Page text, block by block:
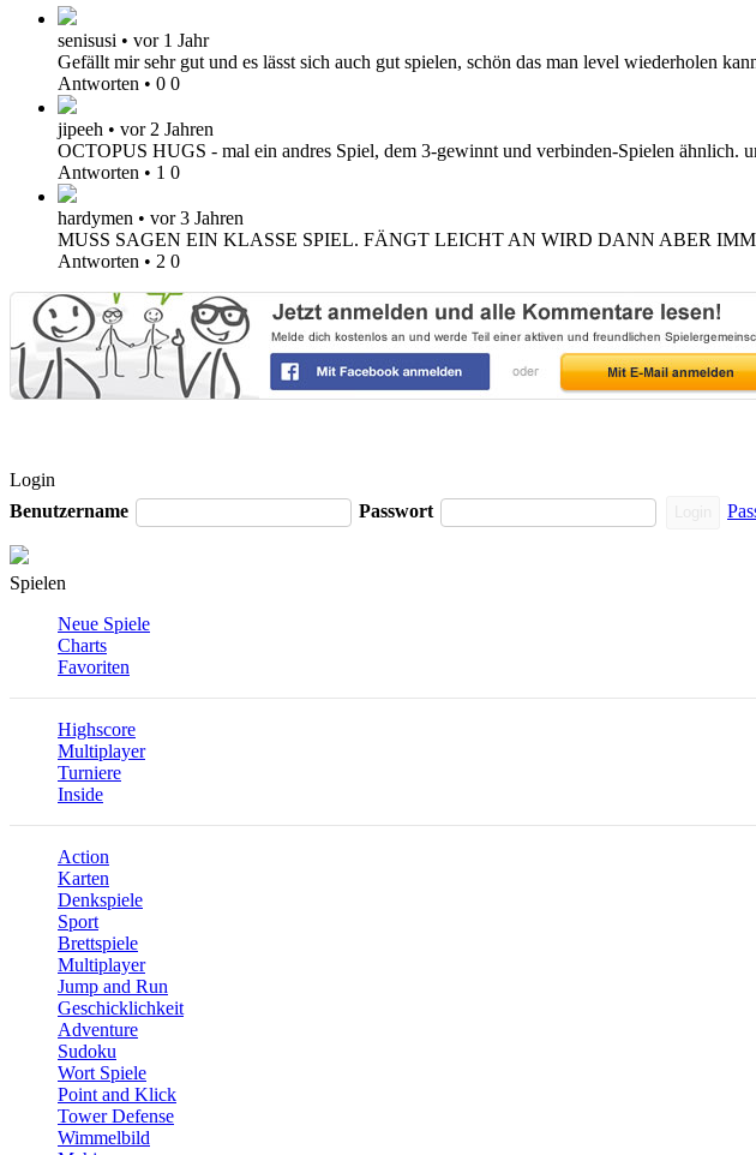
senisusi • vor 1 Jahr
Gefällt mir sehr gut und es lässt sich auch gut spielen, schön das man level wiederholen
Antworten • 0 0
jipeeh • vor 2 Jahren
OCTOPUS HUGS - mal ein andres Spiel, dem 3-gewinnt und verbinden-Spielen ähnlich.
Antworten • 1 0
hardymen • vor 3 Jahren
MUSS SAGEN EIN KLASSE SPIEL. FÄNGT LEICHT AN WIRD DANN ABER
Antworten • 2 0
Login
Benutzername
Passwort
Spielen
Neue Spiele
Charts
Favoriten
Highscore
Multiplayer
Turniere
Inside
Action
Karten
Denkspiele
Sport
Brettspiele
Multiplayer
Jump and Run
Geschicklichkeit
Adventure
Sudoku
Wort Spiele
Point and Klick
Tower Defense
Wimmelbild